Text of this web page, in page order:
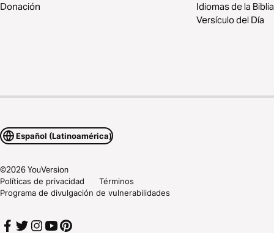
Donación
Idiomas de la Biblia
Versículo del Día
Español (Latinoamérica)
©2026YouVersion
Políticas de privacidad
Términos
Programa de divulgación de vulnerabilidades